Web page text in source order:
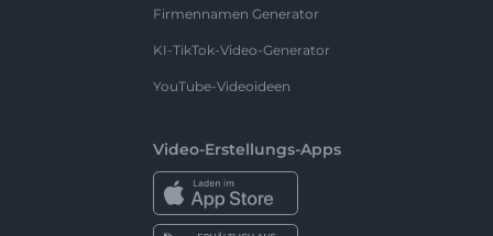
Firmennamen Generator
KI-TikTok-Video-Generator
YouTube-Videoideen
Video-Erstellungs-Apps